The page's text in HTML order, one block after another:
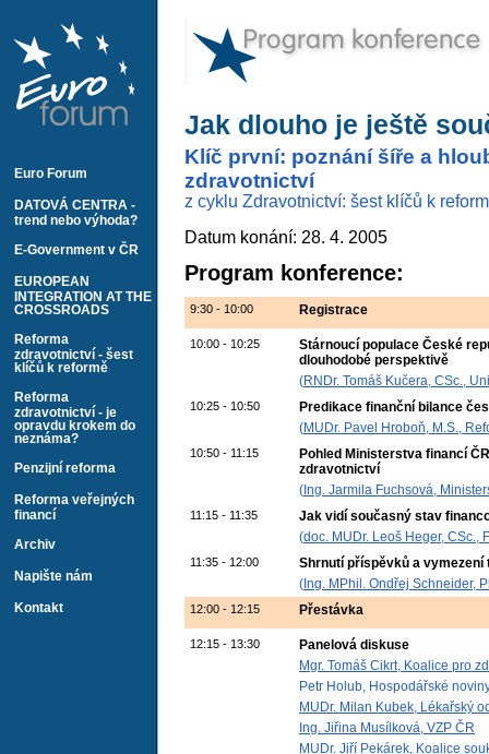
Euro Forum
DATOVÁ CENTRA -
trend nebo výhoda?
E-Government v ČR
EUROPEAN
INTEGRATION AT THE
CROSSROADS
Reforma
zdravotnictví - šest
klíčů k reformě
Reforma
zdravotnictví - je
opravdu krokem do
neznáma?
Penzijní reforma
Reforma veřejných
financí
Archiv
Napište nám
Kontakt
Jak dlouho je ještě
Klíč první: poznání šíře a
zdravotnictví
z cyklu Zdravotnictví: šest klíčů k
Datum konání: 28. 4. 2005
Program konference:
9:30 - 10:00 Registrace
10:00 - 10:25
Stárnoucí populace České
dlouhodobé perspektivě
(RNDr. Tomáš Kučera, CSc.,
10:25 - 10:50
Predikace finanční bilance
(MUDr. Pavel Hroboň, M.S.,
10:50 - 11:15
Pohled Ministerstva financí
zdravotnictví
(Ing. Jarmila Fuchsová,
11:15 - 11:35
Jak vidí současný stav
(doc. MUDr. Leoš Heger, CSc.,
11:35 - 12:00
Shrnutí příspěvků a vymezení
(Ing. MPhil. Ondřej Schneider,
12:00 - 12:15 Přestávka
12:15 - 13:30
Panelová diskuse
Mgr. Tomáš Cikrt, Koalice pro
Petr Holub, Hospodářské
MUDr. Milan Kubek, Lékařský
Ing. Jiřina Musílková, VZP ČR
MUDr. Jiří Pekárek, Koalice